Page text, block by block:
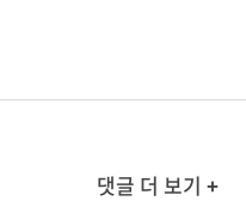
댓글 더 보기 +